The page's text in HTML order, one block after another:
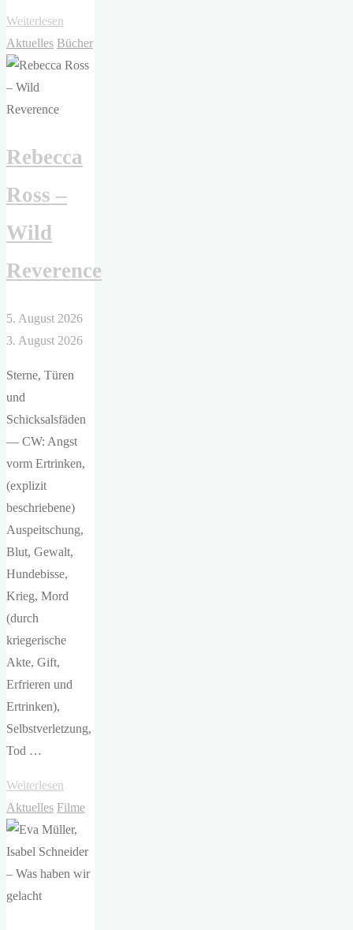
Weiterlesen
Davoudvandi
–
uns
leisten.
in
sein"
Aktuelles Bücher
Rebecca
Ross –
Wild
Reverence
5. August 2026
3. August 2026
Sterne, Türen
und
Schicksalsfäden
— CW: Angst
vorm Ertrinken,
(explizit
beschriebene)
Auspeitschung,
Blut, Gewalt,
Hundebisse,
Krieg, Mord
(durch
kriegerische
Akte, Gift,
Erfrieren und
Ertrinken),
Selbstverletzung,
Tod …
Weiterlesen
Ross
–
Wild
Reverence"
Aktuelles Filme